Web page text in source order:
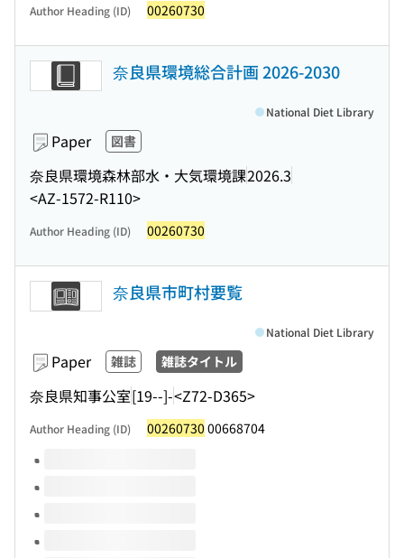
Author Heading (ID) 00260730
奈良県環境総合計画 2026-2030
Paper 図書
奈良県環境森林部水・大気環境課2026.3
<AZ-1572-R110>
National Diet Library
Author Heading (ID) 00260730
奈良県市町村要覧
Paper 雑誌 雑誌タイトル
奈良県知事公室[19--]-<Z72-D365>
National Diet Library
Author Heading (ID) 00260730 00668704
Volumes of this title